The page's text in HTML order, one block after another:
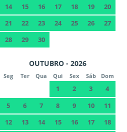
14 15 16 17 18 19
20
21
22 23 24 25 26
27
28
29 30
OUTUBRO - 2026
Seg Ter Qua Qui Sex Sáb Dom
1 2 3
4
5
6 7 8 9 10
11
12
13 14 15 16 17
18